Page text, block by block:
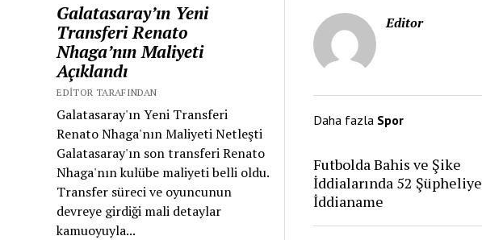
Galatasaray’ın Yeni
Transferi Renato
Nhaga’nın Maliyeti
Açıklandı
EDITOR TARAFINDAN
Galatasaray'ın Yeni Transferi
Renato Nhaga'nın Maliyeti Netleşti
Galatasaray'ın son transferi Renato
Nhaga'nın kulübe maliyeti belli oldu.
Transfer süreci ve oyuncunun
devreye girdiği mali detaylar
kamuoyuyla...
Editor
Daha fazla Spor
Futbolda Bahis ve Şike
İddialarında 52 Şüpheliye
İddianame